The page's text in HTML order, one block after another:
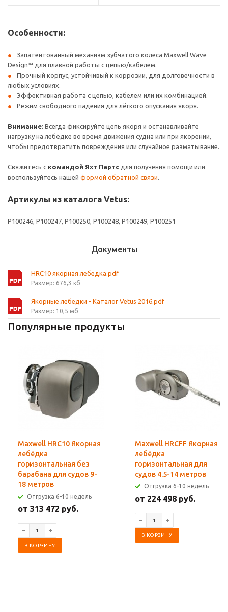
Особенности:
Запатентованный механизм зубчатого колеса Maxwell Wave
Design™ для плавной работы с цепью/кабелем.
Прочный корпус, устойчивый к коррозии, для долговечности в
любых условиях.
Эффективная работа с цепью, кабелем или их комбинацией.
Режим свободного падения для лёгкого опускания якоря.
Внимание: Всегда фиксируйте цепь якоря и останавливайте
нагрузку на лебёдке во время движения судна или при якорении,
чтобы предотвратить повреждения или случайное разматывание.
Свяжитесь с командой Яхт Партс для получения помощи или
воспользуйтесь нашей формой обратной связи.
Артикулы из каталога Vetus:
P100246, P100247, P100250, P100248, P100249, P100251
Документы
HRC10 якорная лебедка.pdf
Размер: 676,3 кб
Якорные лебедки - Каталог Vetus 2016.pdf
Размер: 10,5 мб
Популярные продукты
Maxwell HRC10 Якорная
лебёдка
горизонтальная без
барабана для судов 9-
18 метров
Отгрузка 6-10 недель
от 313 472 руб.
В КОРЗИНУ
Maxwell HRCFF Якорная
лебёдка
горизонтальная для
судов 4.5-14 метров
Отгрузка 6-10 недель
от 224 498 руб.
В КОРЗИНУ